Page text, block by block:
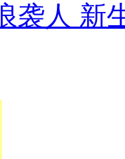
袭人 新